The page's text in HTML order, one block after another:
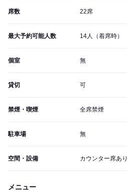
席数 22席
最大予約可能人数 14人（着席時）
個室 無
貸切 可
禁煙・喫煙 全席禁煙
駐車場 無
空間・設備 カウンター席あり
メニュー